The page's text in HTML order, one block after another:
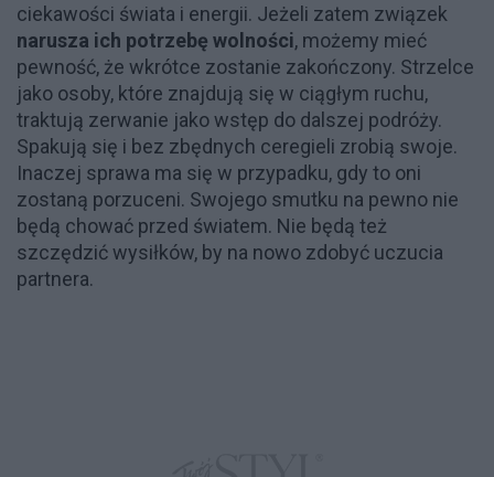
ciekawości świata i energii. Jeżeli zatem związek
narusza ich potrzebę wolności, możemy mieć
pewność, że wkrótce zostanie zakończony. Strzelce
jako osoby, które znajdują się w ciągłym ruchu,
traktują zerwanie jako wstęp do dalszej podróży.
Spakują się i bez zbędnych ceregieli zrobią swoje.
Inaczej sprawa ma się w przypadku, gdy to oni
zostaną porzuceni. Swojego smutku na pewno nie
będą chować przed światem. Nie będą też
szczędzić wysiłków, by na nowo zdobyć uczucia
partnera.